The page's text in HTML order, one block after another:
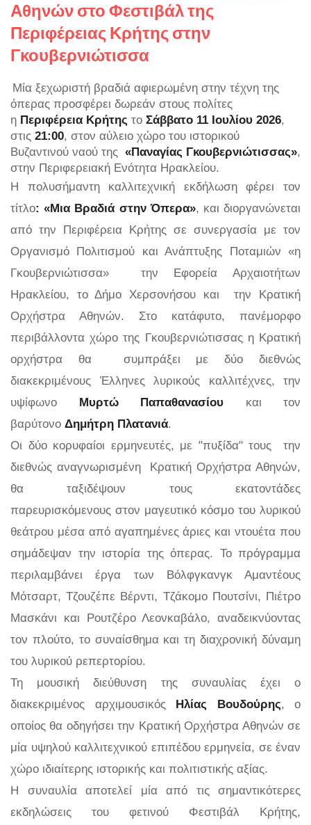
Αθηνών στο Φεστιβάλ της
Περιφέρειας Κρήτης στην
Γκουβερνιώτισσα
Μία ξεχωριστή βραδιά αφιερωμένη στην τέχνη της
όπερας προσφέρει δωρεάν στους πολίτες
η Περιφέρεια Κρήτης το Σάββατο 11 Ιουλίου 2026,
στις 21:00, στον αύλειο χώρο του ιστορικού
Βυζαντινού ναού της «Παναγίας Γκουβερνιώτισσας»,
στην Περιφερειακή Ενότητα Ηρακλείου.
Η πολυσήμαντη καλλιτεχνική εκδήλωση φέρει τον
τίτλο: «Μια Βραδιά στην Όπερα», και διοργανώνεται
από την Περιφέρεια Κρήτης σε συνεργασία με τον
Οργανισμό Πολιτισμού και Ανάπτυξης Ποταμιών «η
Γκουβερνιώτισσα» την Εφορεία Αρχαιοτήτων
Ηρακλείου, το Δήμο Χερσονήσου και την Κρατική
Ορχήστρα Αθηνών. Στο κατάφυτο, πανέμορφο
περιβάλλοντα χώρο της Γκουβερνιώτισσας η Κρατική
ορχήστρα θα συμπράξει με δύο διεθνώς
διακεκριμένους Έλληνες λυρικούς καλλιτέχνες, την
υψίφωνο Μυρτώ Παπαθανασίου και τον
βαρύτονο Δημήτρη Πλατανιά.
Οι δύο κορυφαίοι ερμηνευτές, με "πυξίδα" τους την
διεθνώς αναγνωρισμένη Κρατική Ορχήστρα Αθηνών,
θα ταξιδέψουν τους εκατοντάδες
παρευρισκόμενους στον μαγευτικό κόσμο του λυρικού
θεάτρου μέσα από αγαπημένες άριες και ντουέτα που
σημάδεψαν την ιστορία της όπερας. Το πρόγραμμα
περιλαμβάνει έργα των Βόλφγκανγκ Αμαντέους
Μότσαρτ, Τζουζέπε Βέρντι, Τζάκομο Πουτσίνι, Πιέτρο
Μασκάνι και Ρουτζέρο Λεονκαβάλο, αναδεικνύοντας
τον πλούτο, το συναίσθημα και τη διαχρονική δύναμη
του λυρικού ρεπερτορίου.
Τη μουσική διεύθυνση της συναυλίας έχει ο
διακεκριμένος αρχιμουσικός Ηλίας Βουδούρης, ο
οποίος θα οδηγήσει την Κρατική Ορχήστρα Αθηνών σε
μία υψηλού καλλιτεχνικού επιπέδου ερμηνεία, σε έναν
χώρο ιδιαίτερης ιστορικής και πολιτιστικής αξίας.
Η συναυλία αποτελεί μία από τις σημαντικότερες
εκδηλώσεις του φετινού Φεστιβάλ Κρήτης,